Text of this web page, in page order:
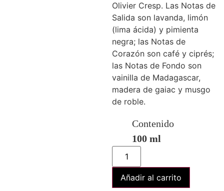
Olivier Cresp. Las Notas de
Salida son lavanda, limón
(lima ácida) y pimienta
negra; las Notas de
Corazón son café y ciprés;
las Notas de Fondo son
vainilla de Madagascar,
madera de gaiac y musgo
de roble.
Contenido
100 ml
Añadir al carrito